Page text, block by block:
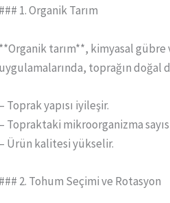
### 1. Organik Tarım
**Organik tarım**, kimyasal
uygulamalarında, toprağın doğal
– Toprak yapısı iyileşir.
– Topraktaki mikroorganizma
– Ürün kalitesi yükselir.
### 2. Tohum Seçimi ve Rotasyon